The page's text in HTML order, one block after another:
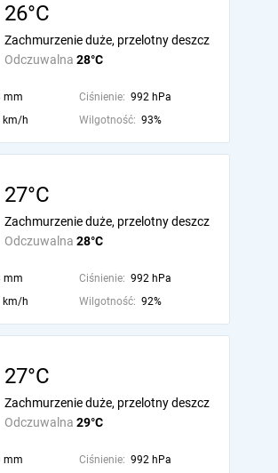
26°C
Odczuwalna 28°C
Zachmurzenie duże, przelotny deszcz
mm Ciśnienie: 992 hPa
km/h Wilgotność: 93%
27°C
Odczuwalna 28°C
Zachmurzenie duże, przelotny deszcz
mm Ciśnienie: 992 hPa
km/h Wilgotność: 92%
27°C
Odczuwalna 29°C
Zachmurzenie duże, przelotny deszcz
mm Ciśnienie: 992 hPa